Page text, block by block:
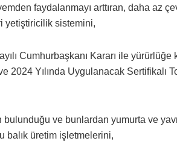
faydalanmayı arttıran, daha az
yetiştiricilik sistemini,
Cumhurbaşkanı Kararı ile yürürlüğe
2024 Yılında Uygulanacak Sertifikalı
bulunduğu ve bunlardan yumurta ve
balık üretim işletmelerini,